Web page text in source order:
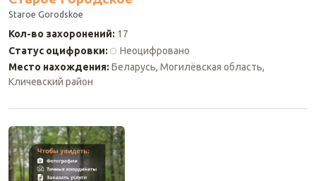
Staroe Gorodskoe
Кол-во захоронений: 17
Статус оцифровки:
Неоцифровано
Место нахождения: Беларусь, Могилёвская область,
Кличевский район